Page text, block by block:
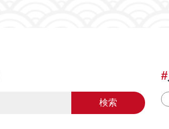
検索